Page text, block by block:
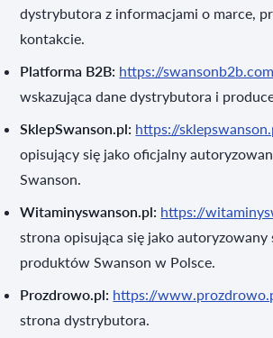
dystrybutora z informacjami o marce,
kontakcie.
Platforma B2B: https://
wskazująca dane dystrybutora i
SklepSwanson.pl: https://
opisujący się jako oficjalny
Swanson.
Witaminyswanson.pl: https://
strona opisująca się jako autoryzowany
produktów Swanson w Polsce.
Prozdrowo.pl: https://
strona dystrybutora.